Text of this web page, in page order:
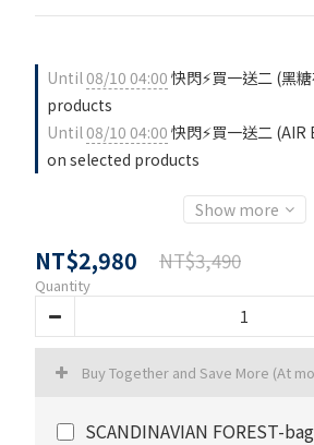
Until08/10 04:00 快閃⚡買一送二 (黑
products
Until08/10 04:00 快閃⚡買一送二
on selected products
Show more
NT$2,980 NT$3,490
Quantity
Buy Together and Save More (At
SCANDINAVIAN FOREST-bag